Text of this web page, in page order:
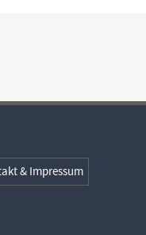
& Impressum